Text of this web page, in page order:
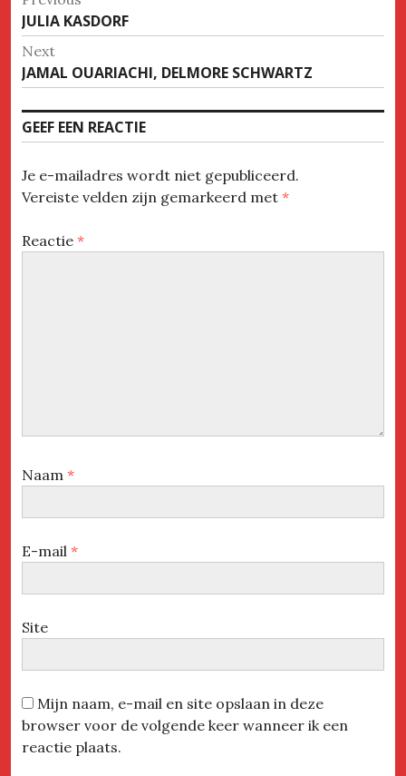
navigatie
Previous
post:
JULIA KASDORF
Next
Next
post:
JAMAL OUARIACHI, DELMORE SCHWARTZ
GEEF EEN REACTIE
Je e-mailadres wordt niet gepubliceerd.
Vereiste velden zijn gemarkeerd met *
Reactie *
Naam *
E-mail *
Site
Mijn naam, e-mail en site opslaan in deze
browser voor de volgende keer wanneer ik een
reactie plaats.